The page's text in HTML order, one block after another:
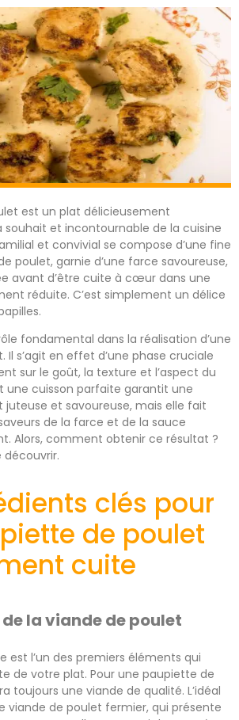
est un plat délicieusement
souhait et incontournable de la cuisine
et convivial se compose d’une fine
poulet, garnie d’une farce savoureuse,
avant d’être cuite à cœur dans une
réduite. C’est simplement un délice
fondamental dans la réalisation d’une
s’agit en effet d’une phase cruciale
sur le goût, la texture et l’aspect du
une cuisson parfaite garantit une
et savoureuse, mais elle fait
de la farce et de la sauce
Alors, comment obtenir ce résultat ?
découvrir.
clés pour
de poulet
cuite
la viande de poulet
est l’un des premiers éléments qui
de votre plat. Pour une paupiette de
toujours une viande de qualité. L’idéal
viande de poulet fermier, qui présente